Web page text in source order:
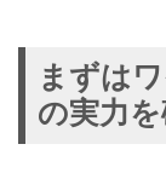
まずは
の実力